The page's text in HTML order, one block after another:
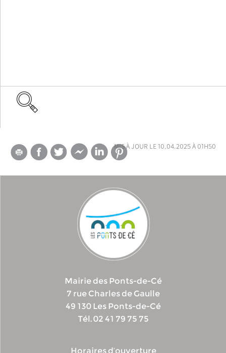
mis à jour le 10.04.2025 à 01h50
Mairie des Ponts-de-Cé
7 rue Charles de Gaulle
49 130 Les Ponts-de-Cé
Tél. 02 41 79 75 75
Horaires d’ouverture